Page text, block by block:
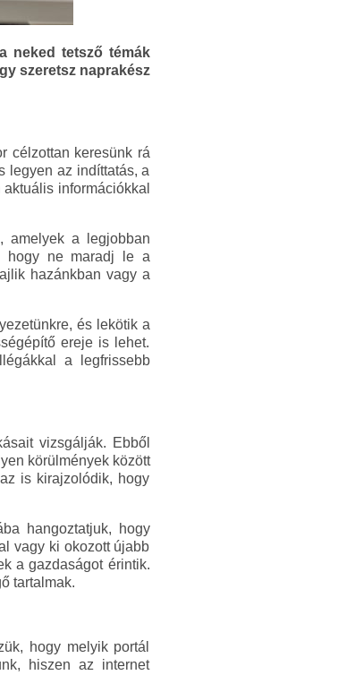
neked tetsző témák
szeretsz naprakész
célzottan keresünk rá
legyen az indíttatás, a
információkkal
amelyek a legjobban
hogy ne maradj le a
hazánkban vagy a
és lekötik a
ereje is lehet.
a legfrissebb
vizsgálják. Ebből
körülmények között
is kirajzolódik, hogy
hangoztatjuk, hogy
vagy ki okozott újabb
a gazdaságot érintik.
tartalmak.
hogy melyik portál
hiszen az internet